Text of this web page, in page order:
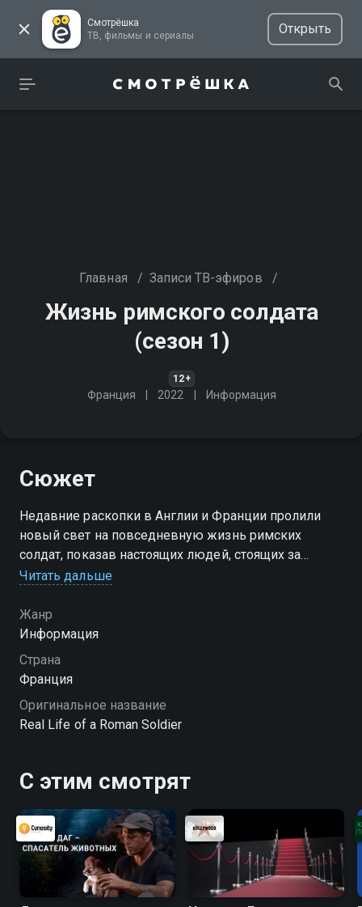
Смотрёшка
ТВ, фильмы и сериалы
Открыть
Главная / Записи ТВ-эфиров /
Жизнь римского солдата
(сезон 1)
12+
Франция 2022 Информация
Сюжет
Недавние раскопки в Англии и Франции пролили
новый свет на повседневную жизнь римских
солдат, показав настоящих людей, стоящих за
фигурами из легенд
Посмотреть онлайн 1 сезон сериала Жизнь
римского солдата вы можете совершенно
бесплатно в хорошем HD качестве на Смотрёшке
Читать дальше
Жанр
Информация
Страна
Франция
Оригинальное название
Real Life of a Roman Soldier
С этим смотрят